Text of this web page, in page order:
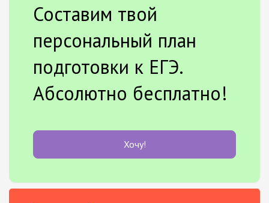
Составим твой
персональный план
подготовки к ЕГЭ.
Абсолютно бесплатно!
Хочу!